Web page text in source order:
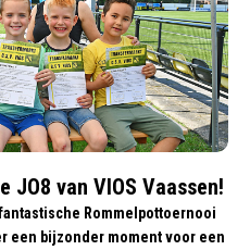
van VIOS Vaassen!
Rommelpottoernooi
een bijzonder moment voor een